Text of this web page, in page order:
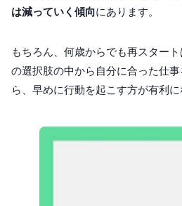
は減っていく傾向にあります。
もちろん、何歳からでも再スター
の選択肢の中から自分に合った仕
ら、早めに行動を起こす方が有利に